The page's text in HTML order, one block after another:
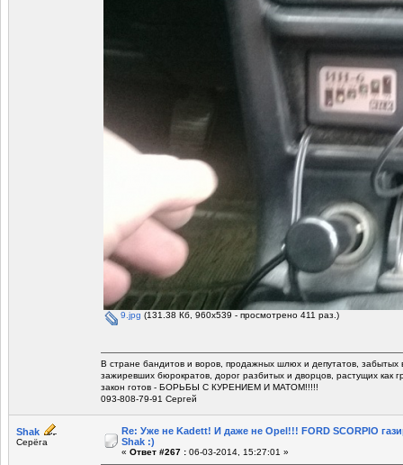
9.jpg (131.38 Кб, 960x539 - просмотрено 411 раз.)
В стране бандитов и воров, продажных шлюх и депутатов, забытых
зажиревших бюрократов, дорог разбитых и дворцов, растущих как
закон готов - БОРЬБЫ С КУРЕНИЕМ И МАТОМ!!!!!
093-808-79-91 Сергей
Shak
Серёга
Re: Уже не Kadett! И даже не Opel!!! FORD SCORPIO
Shak :)
« Ответ #267 : 06-03-2014, 15:27:01 »